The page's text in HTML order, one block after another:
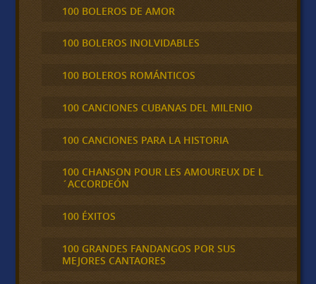
100 BOLEROS DE AMOR
100 BOLEROS INOLVIDABLES
100 BOLEROS ROMÁNTICOS
100 CANCIONES CUBANAS DEL MILENIO
100 CANCIONES PARA LA HISTORIA
100 CHANSON POUR LES AMOUREUX DE L
´ACCORDEÓN
100 ÉXITOS
100 GRANDES FANDANGOS POR SUS
MEJORES CANTAORES